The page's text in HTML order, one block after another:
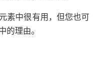
素中很有用，但您也可
的理由。